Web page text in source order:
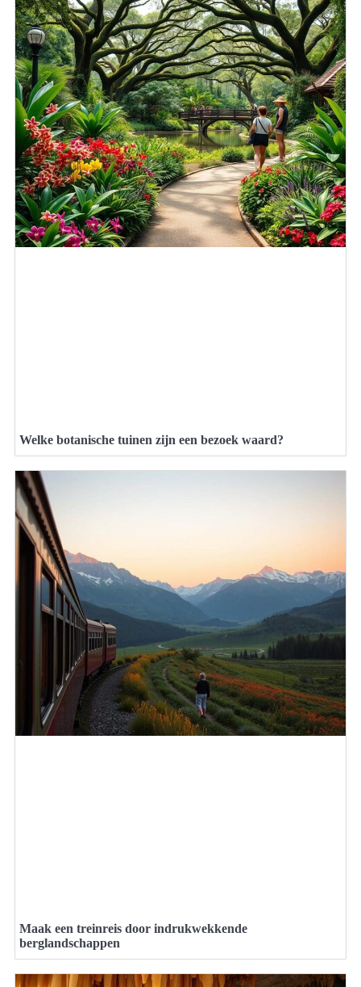
Welke botanische tuinen zijn een bezoek waard?
Maak een treinreis door indrukwekkende
berglandschappen